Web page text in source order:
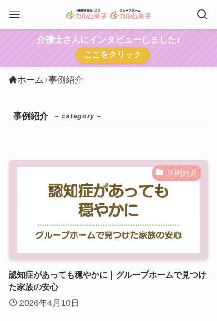
介護士さんにインタビューしました♪
ここをクリック
ホーム 事例紹介
事例紹介 – category –
事例紹介
認知症があっても穏やかに｜グループホームで見つけ
た家族の安心
2026年4月10日